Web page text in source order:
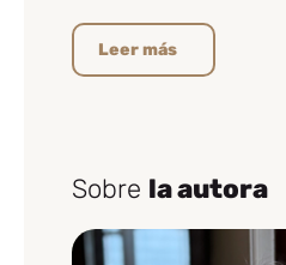
Leer más
Sobre la autora